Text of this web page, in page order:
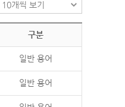
구분
일반 용어
일반 용어